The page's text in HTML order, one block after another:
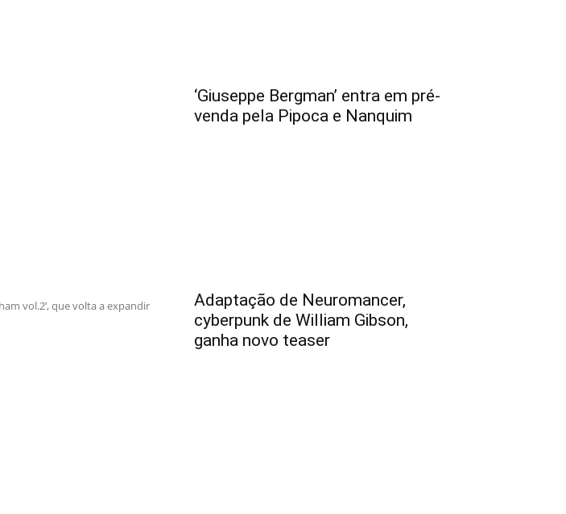
vol.2’, que volta a expandir
‘Giuseppe Bergman’ entra em pré-
venda pela Pipoca e Nanquim
Adaptação de Neuromancer,
cyberpunk de William Gibson,
ganha novo teaser